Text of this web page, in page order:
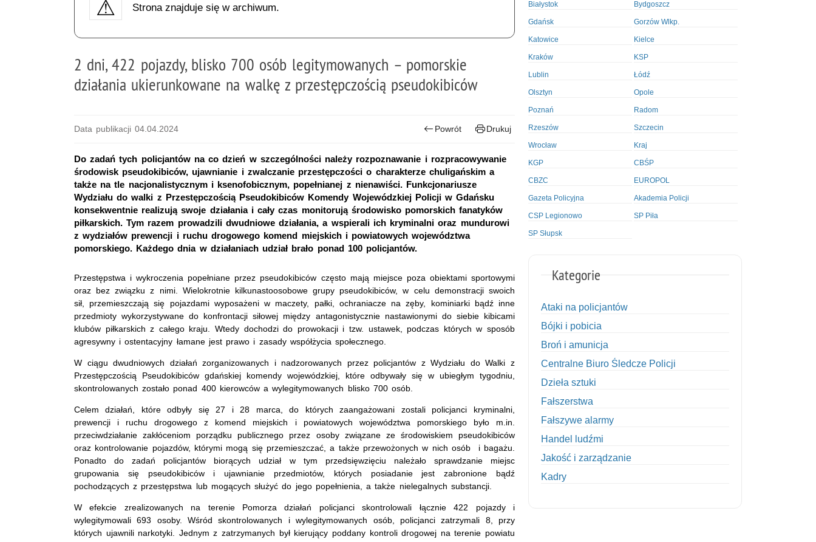
Strona znajduje się w archiwum.
2 dni, 422 pojazdy, blisko 700 osób legitymowanych – pomorskie
działania ukierunkowane na walkę z przestępczością pseudokibiców
Data publikacji 04.04.2024 Powrót Drukuj
Do zadań tych policjantów na co dzień w szczególności należy rozpoznawanie i rozpracowywanie
środowisk pseudokibiców, ujawnianie i zwalczanie przestępczości o charakterze chuligańskim a
także na tle nacjonalistycznym i ksenofobicznym, popełnianej z nienawiści. Funkcjonariusze
Wydziału do walki z Przestępczością Pseudokibiców Komendy Wojewódzkiej Policji w Gdańsku
konsekwentnie realizują swoje działania i cały czas monitorują środowisko pomorskich fanatyków
piłkarskich. Tym razem prowadzili dwudniowe działania, a wspierali ich kryminalni oraz mundurowi
z wydziałów prewencji i ruchu drogowego komend miejskich i powiatowych województwa
pomorskiego. Każdego dnia w działaniach udział brało ponad 100 policjantów.
Przestępstwa i wykroczenia popełniane przez pseudokibiców często mają miejsce poza obiektami sportowymi
oraz bez związku z nimi. Wielokrotnie kilkunastoosobowe grupy pseudokibiców, w celu demonstracji swoich
sił, przemieszczają się pojazdami wyposażeni w maczety, pałki, ochraniacze na zęby, kominiarki bądź inne
przedmioty wykorzystywane do konfrontacji siłowej między antagonistycznie nastawionymi do siebie kibicami
klubów piłkarskich z całego kraju. Wtedy dochodzi do prowokacji i tzw. ustawek, podczas których w sposób
agresywny i ostentacyjny łamane jest prawo i zasady współżycia społecznego.
W ciągu dwudniowych działań zorganizowanych i nadzorowanych przez policjantów z Wydziału do Walki z
Przestępczością Pseudokibiców gdańskiej komendy wojewódzkiej, które odbywały się w ubiegłym tygodniu,
skontrolowanych zostało ponad 400 kierowców a wylegitymowanych blisko 700 osób.
Celem działań, które odbyły się 27 i 28 marca, do których zaangażowani zostali policjanci kryminalni,
prewencji i ruchu drogowego z komend miejskich i powiatowych województwa pomorskiego było m.in.
przeciwdziałanie zakłóceniom porządku publicznego przez osoby związane ze środowiskiem pseudokibiców
oraz kontrolowanie pojazdów, którymi mogą się przemieszczać, a także przewożonych w nich osób i bagażu.
Ponadto do zadań policjantów biorących udział w tym przedsięwzięciu należało sprawdzanie miejsc
grupowania się pseudokibiców i ujawnianie przedmiotów, których posiadanie jest zabronione bądź
pochodzących z przestępstwa lub mogących służyć do jego popełnienia, a także nielegalnych substancji.
W efekcie zrealizowanych na terenie Pomorza działań policjanci skontrolowali łącznie 422 pojazdy i
wylegitymowali 693 osoby. Wśród skontrolowanych i wylegitymowanych osób, policjanci zatrzymali 8, przy
których ujawnili narkotyki. Jednym z zatrzymanych był kierujący poddany kontroli drogowej na terenie powiatu
Białystok Bydgoszcz
Gdańsk Gorzów Wlkp.
Katowice Kielce
Kraków KSP
Lublin Łódź
Olsztyn Opole
Poznań Radom
Rzeszów Szczecin
Wrocław Kraj
KGP CBŚP
CBZC EUROPOL
Gazeta Policyjna Akademia Policji
CSP Legionowo SP Piła
SP Słupsk
Kategorie
Ataki na policjantów
Bójki i pobicia
Broń i amunicja
Centralne Biuro Śledcze Policji
Dzieła sztuki
Fałszerstwa
Fałszywe alarmy
Handel ludźmi
Jakość i zarządzanie
Kadry